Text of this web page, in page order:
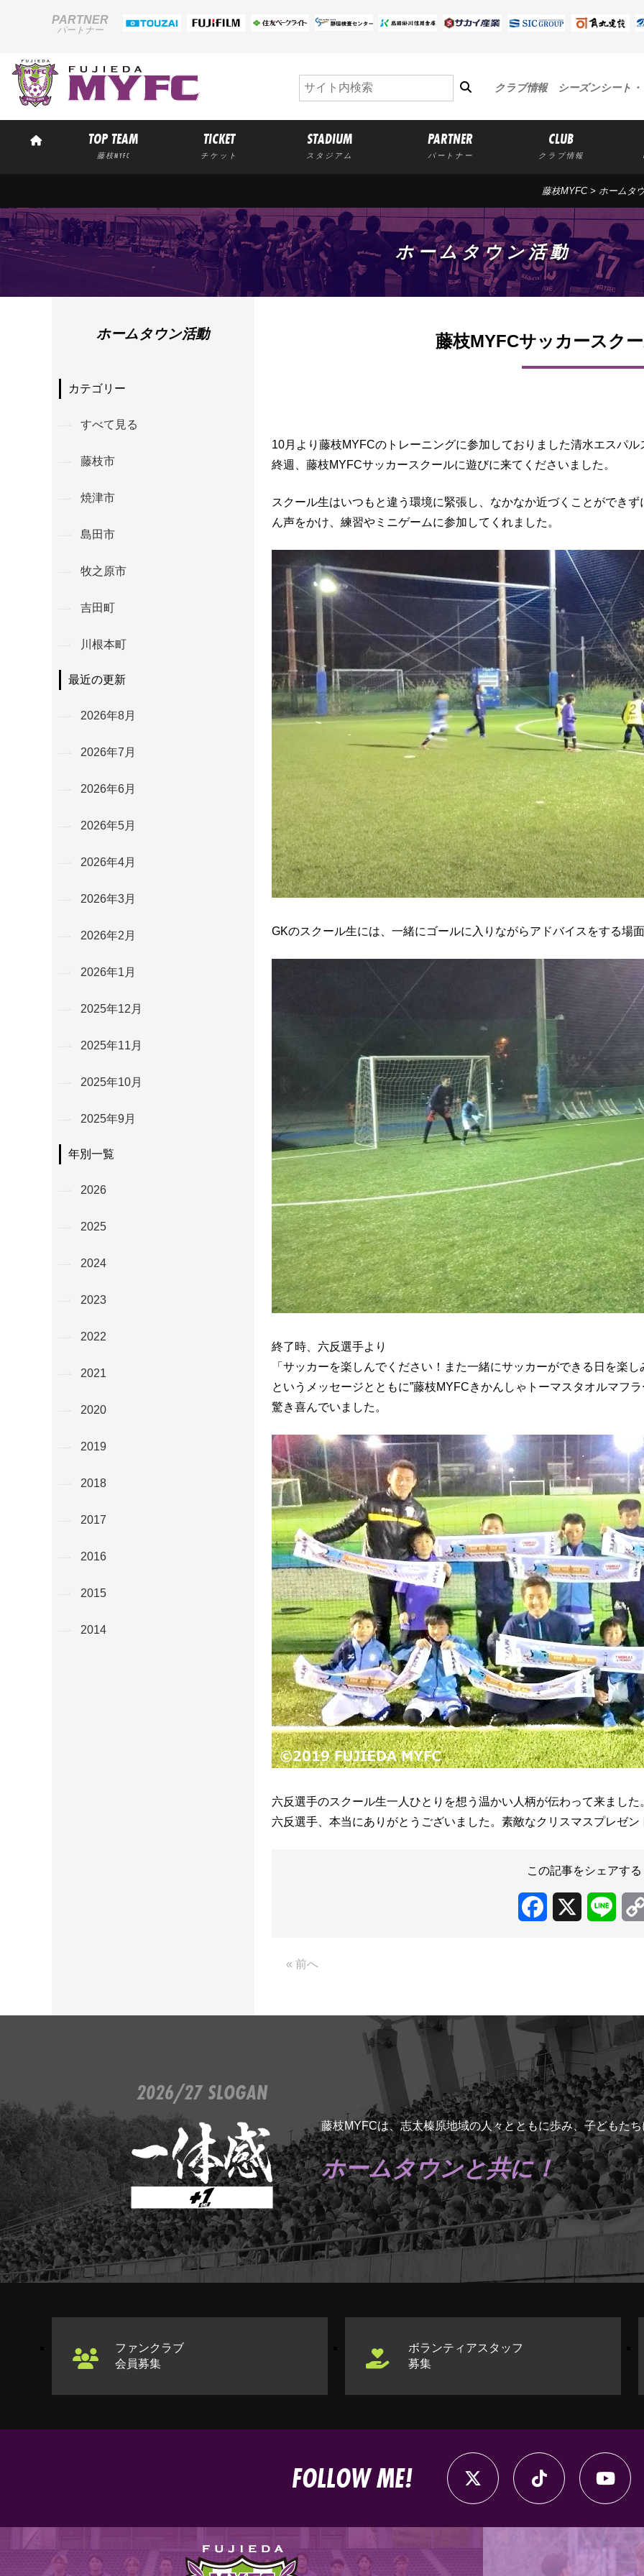
PARTNER
パートナー
クラブ情報 シーズンシート
TOP TEAM
藤枝MYFC
TICKET
チケット
STADIUM
スタジアム
PARTNER
パートナー
CLUB
クラブ情報
藤枝MYFC> ホームタ
ホームタウン活動
藤枝MYFCサッカースク
10月より藤枝MYFCのトレーニングに参加しておりました清水エスパ
終週、藤枝MYFCサッカースクールに遊びに来てくださいました。
スクール生はいつもと違う環境に緊張し、なかなか近づくことができ
ん声をかけ、練習やミニゲームに参加してくれました。
GKのスクール生には、一緒にゴールに入りながらアドバイスをする場
終了時、六反選手より
「サッカーを楽しんでください！また一緒にサッカーができる日を楽
というメッセージとともに”藤枝MYFCきかんしゃトーマスタオルマフ
驚き喜んでいました。
六反選手のスクール生一人ひとりを想う温かい人柄が伝わって来ました
六反選手、本当にありがとうございました。素敵なクリスマスプレゼン
この記事をシェアする
Facebook Line
« 前へ
ホームタウン活動
カテゴリー
すべて見る
藤枝市
焼津市
島田市
牧之原市
吉田町
川根本町
最近の更新
2026年8月
2026年7月
2026年6月
2026年5月
2026年4月
2026年3月
2026年2月
2026年1月
2025年12月
2025年11月
2025年10月
2025年9月
年別一覧
2026
2025
2024
2023
2022
2021
2020
2019
2018
2017
2016
2015
2014
2026/27 SLOGAN
藤枝MYFCは、志太榛原地域の人々とともに歩み、子どもた
ホームタウンと共に！
ファンクラブ
会員募集
ボランティアスタッフ
募集
FOLLOW ME!